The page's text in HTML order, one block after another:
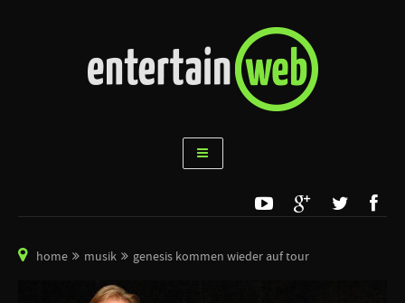
home musik genesis kommen wieder auf tour